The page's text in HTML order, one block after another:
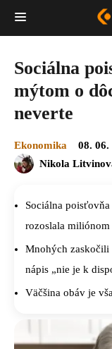
Sociálna
mýtom o
neverte
Ekonomika
08. 06.
Nikola
Sociálna
rozoslala
Mnohých zaskočili
nápis „nie je k
Väčšina obáv je